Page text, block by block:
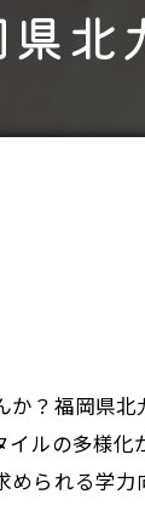
？福岡県
ルの多様
られる学